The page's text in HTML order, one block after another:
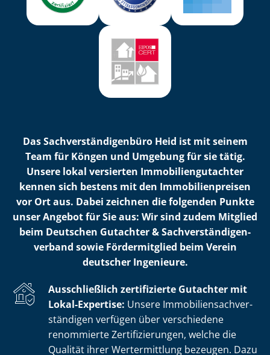
Das Sach­ver­stän­di­gen­bü­ro Heid ist mit seinem
Team für Köngen und Umgebung für sie tätig.
Unsere lokal versierten Im­mo­bi­li­en­gut­ach­ter
kennen sich bestens mit den Im­mo­bi­li­en­prei­sen
vor Ort aus. Dabei zeichnen die folgenden Punkte
unser Angebot für Sie aus: Wir sind zudem Mitglied
beim Deutschen Gutachter & Sach­ver­stän­di­gen­
ver­band sowie Fördermitglied beim Verein
deutscher Ingenieure.
Ausschließlich zertifizierte Gutachter mit
Lokal-Expertise: Unsere Im­mo­bi­li­en­sach­ver­
stän­di­gen verfügen über verschiedene
renommierte Zer­ti­fi­zie­run­gen, welche die
Qualität ihrer Wertermittlung bezeugen. Dazu